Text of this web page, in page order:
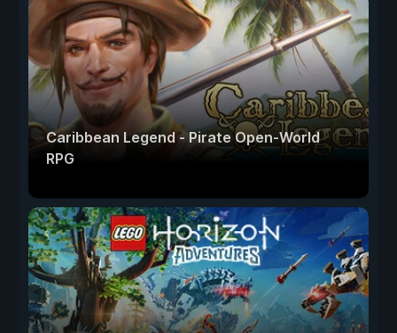
Caribbean Legend - Pirate Open-World
RPG